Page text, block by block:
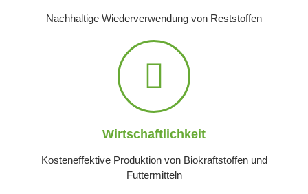
Nachhaltige Wiederverwendung von Reststoffen
Wirtschaftlichkeit
Kosteneffektive Produktion von Biokraftstoffen und
Futtermitteln